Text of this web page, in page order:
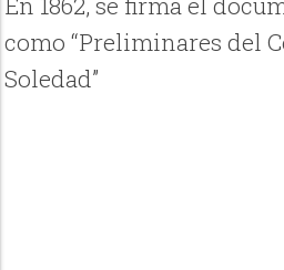
como “Preliminares del
Soledad”